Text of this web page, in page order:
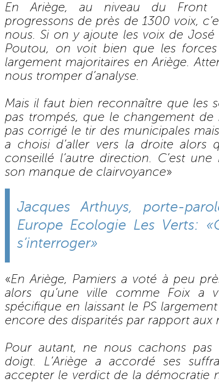
En Ariège, au niveau du Front
progressons de près de 1300 voix,
nous. Si on y ajoute les voix de
Poutou, on voit bien que les
largement majoritaires en Ariège.
nous tromper d’analyse.
Mais il faut bien reconnaître que les
pas trompés, que le changement de
pas corrigé le tir des municipales
a choisi d’aller vers la droite alors
conseillé l’autre direction. C’est
son manque de clairvoyance»
Jacques Arthuys, porte-
Europe Ecologie Les Verts:
s’interroger»
«En Ariège, Pamiers a voté à peu
alors qu’une ville comme Foix a
spécifique en laissant le PS
encore des disparités par rapport aux
Pour autant, ne nous cachons
doigt. L’Ariège a accordé ses
accepter le verdict de la démocratie